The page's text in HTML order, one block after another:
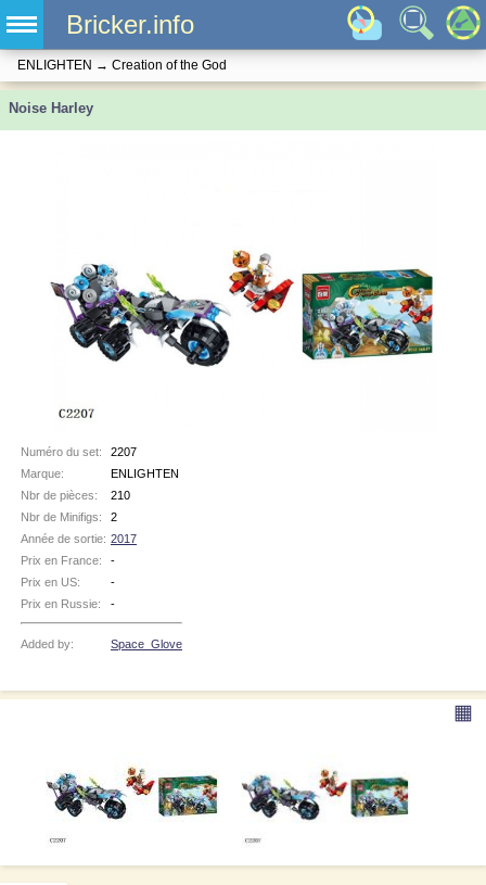
Bricker.info
ENLIGHTEN → Creation of the God
Noise Harley
Numéro du set:
2207
Marque:
ENLIGHTEN
Nbr de pièces:
210
Nbr de Minifigs:
2
Année de sortie: 2017
Prix en France:
-
Prix en US:
-
Prix en Russie:
-
Added by: Space_Glove
▦